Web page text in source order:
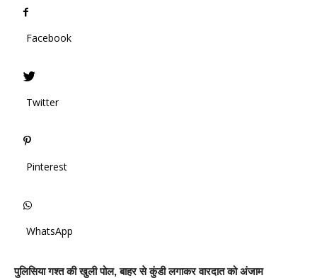
Facebook
Twitter
Pinterest
WhatsApp
पुलिसिया गश्त की खुली पोल, बाहर से कुंडी लगाकर वारदात को अंजाम